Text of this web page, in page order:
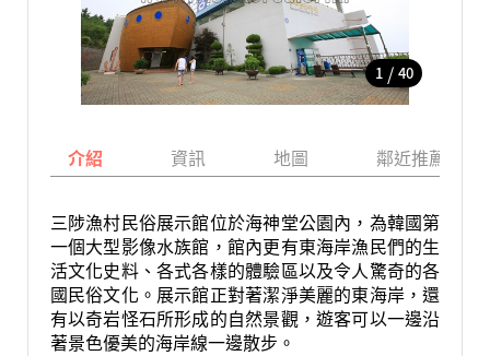
1 / 40
介紹 資訊 地圖 鄰近推薦景點
三陟漁村民俗展示館位於海神堂公園內，為韓國第
一個大型影像水族館，館內更有東海岸漁民們的生
活文化史料、各式各樣的體驗區以及令人驚奇的各
國民俗文化。展示館正對著潔淨美麗的東海岸，還
有以奇岩怪石所形成的自然景觀，遊客可以一邊沿
著景色優美的海岸線一邊散步。